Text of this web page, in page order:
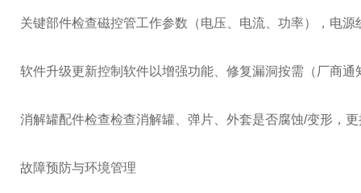
关键部件检查磁控管工作参数（电压、电流、功率），电源
软件升级更新控制软件以增强功能、修复漏洞按需（厂商通
消解罐配件检查检查消解罐、弹片、外套是否腐蚀/变形，
故障预防与环境管理